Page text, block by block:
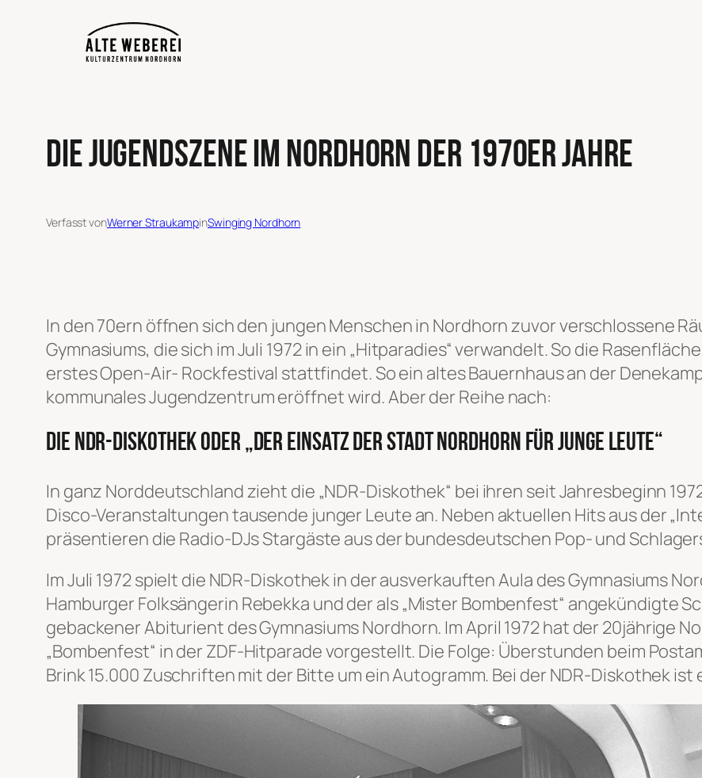
Die Jugendszene im Nordhorn der 1970er Jahre
Verfasst vonWerner StraukampinSwinging Nordhorn
In den 70ern öffnen sich den jungen Menschen in Nordhorn zuvor verschlossene
Gymnasiums, die sich im Juli 1972 in ein „Hitparadies“ verwandelt. So die
erstes Open-Air- Rockfestival stattfindet. So ein altes Bauernhaus an der
kommunales Jugendzentrum eröffnet wird. Aber der Reihe nach:
Die NDR-Diskothek oder „der Einsatz der Stadt Nordhorn für junge Leute“
In ganz Norddeutschland zieht die „NDR-Diskothek“ bei ihren seit Jahresbeginn
Disco-Veranstaltungen tausende junger Leute an. Neben aktuellen Hits aus der
präsentieren die Radio-DJs Stargäste aus der bundesdeutschen Pop- und
Im Juli 1972 spielt die NDR-Diskothek in der ausverkauften Aula des Gymnasiums
Hamburger Folksängerin Rebekka und der als „Mister Bombenfest“ angekündigte
gebackener Abiturient des Gymnasiums Nordhorn. Im April 1972 hat der 20jährige
„Bombenfest“ in der ZDF-Hitparade vorgestellt. Die Folge: Überstunden beim
Brink 15.000 Zuschriften mit der Bitte um ein Autogramm. Bei der NDR-Diskothek ist